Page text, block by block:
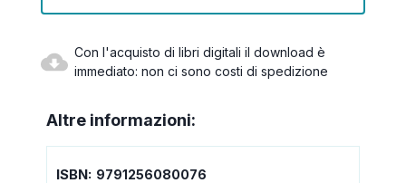
Con l'acquisto di libri digitali il download è
immediato: non ci sono costi di spedizione
Altre informazioni:
ISBN: 9791256080076